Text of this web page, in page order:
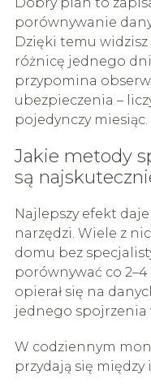
porównywanie
Dzięki temu
różnicę jednego
przypomina
ubezpieczenia –
pojedynczy miesiąc.
Jakie metody
są
Najlepszy efekt
narzędzi. Wiele z
domu bez
porównywać co
opierał się na
jednego
W codziennym
przydają się